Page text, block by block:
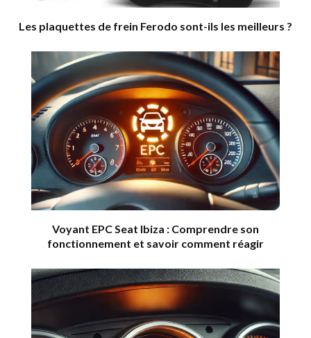
Les plaquettes de frein Ferodo sont-ils les meilleurs ?
Voyant EPC Seat Ibiza : Comprendre son
fonctionnement et savoir comment réagir